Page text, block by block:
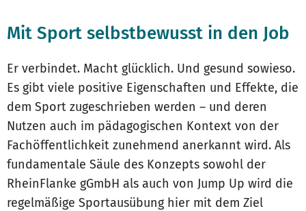
Mit Sport selbstbewusst in den Job
Er verbindet. Macht glücklich. Und gesund sowieso.
Es gibt viele positive Eigenschaften und Effekte, die
dem Sport zugeschrieben werden – und deren
Nutzen auch im pädagogischen Kontext von der
Fachöffentlichkeit zunehmend anerkannt wird. Als
fundamentale Säule des Konzepts sowohl der
RheinFlanke gGmbH als auch von Jump Up wird die
regelmäßige Sportausübung hier mit dem Ziel